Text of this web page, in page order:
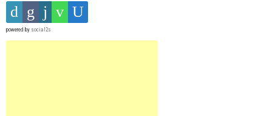
powered by social2s